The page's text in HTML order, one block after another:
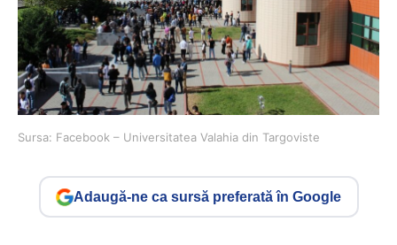
Sursa: Facebook – Universitatea Valahia din Targoviste
Adaugă-ne ca sursă preferată în Google